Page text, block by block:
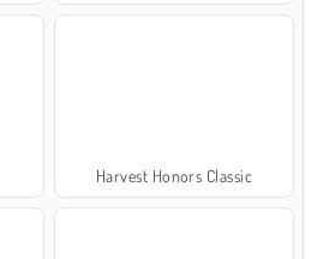
Harvest Honors Classic